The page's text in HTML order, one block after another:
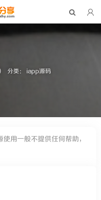
分类：iapp源码
用一般不提供任何帮助，